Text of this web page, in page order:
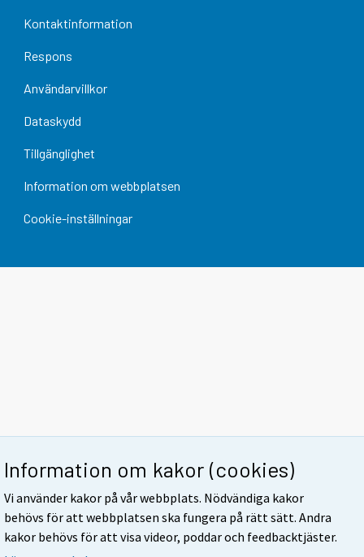
Information om kakor (cookies)
Vi använder kakor på vår webbplats. Nödvändiga kakor
behövs för att webbplatsen ska fungera på rätt sätt. Andra
kakor behövs för att visa videor, poddar och feedbacktjäster.
Kontaktinformation
Respons
Användarvillkor
Dataskydd
Tillgänglighet
Information om webbplatsen
Cookie-inställningar